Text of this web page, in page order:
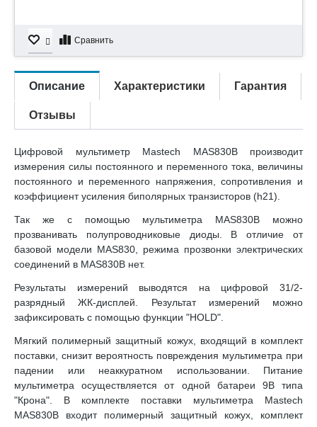
Сравнить
Описание Характеристики Гарантия
Отзывы
Цифровой мультиметр Mastech MAS830B производит
измерения силы постоянного и переменного тока, величины
постоянного и переменного напряжения, сопротивления и
коэффициент усиления биполярных транзисторов (h21).
Так же с помощью мультиметра MAS830B можно
прозванивать полупроводниковые диоды. В отличие от
базовой модели MAS830, режима прозвонки электрических
соединений в MAS830B нет.
Результаты измерений выводятся на цифровой 31/2-
разрядный ЖК-дисплей. Результат измерений можно
зафиксировать с помощью функции "HOLD".
Мягкий полимерный защитный кожух, входящий в комплект
поставки, снизит вероятность повреждения мультиметра при
падении или неаккуратном использовании. Питание
мультиметра осуществляется от одной батареи 9В типа
"Крона". В комплекте поставки мультиметра Mastech
MAS830B входит полимерный защитный кожух, комплект